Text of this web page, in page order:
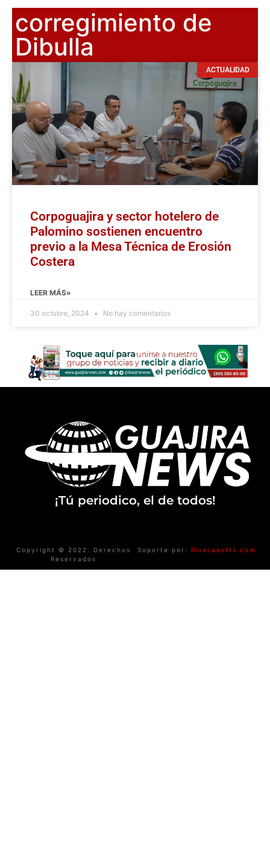
corregimiento de
Dibulla
ACTUALIDAD
Corpoguajira y sector hotelero de
Palomino sostienen encuentro
previo a la Mesa Técnica de Erosión
Costera
LEER MÁS»
30 octubre, 2024 No hay comentarios
¡Tú periodico, el de todos!
Copyright © 2022. Derechos
Reservados
Soporte por: Riverasofts.com